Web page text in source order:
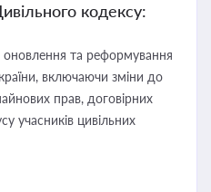
кодексу:
та реформування
включаючи зміни до
прав, договірних
учасників цивільних